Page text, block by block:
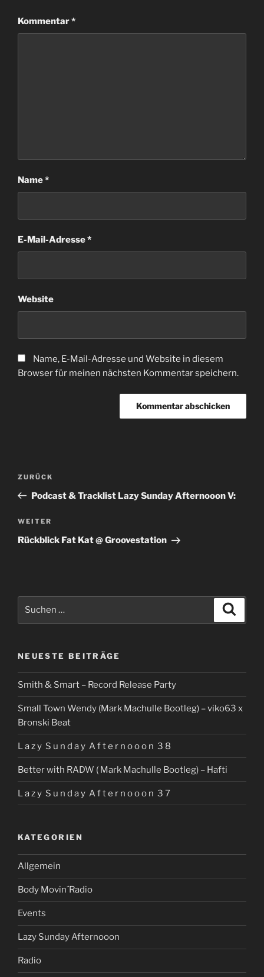
Kommentar*
Name*
E-Mail-Adresse*
Website
Name, E-Mail-Adresse und Website in diesem
Browser für meinen nächsten Kommentar speichern.
Beitragsnavigation
Vorheriger
Beitrag
ZURÜCK
Podcast & Tracklist Lazy Sunday Afternooon V:
Nächster
Beitrag
WEITER
Rückblick Fat Kat @ Groovestation
NEUESTE BEITRÄGE
Smith & Smart – Record Release Party
Small Town Wendy (Mark Machulle Bootleg) – viko63 x
Bronski Beat
L a z y S u n d a y A f t e r n o o o n 3 8
Better with RADW ( Mark Machulle Bootleg) – Hafti
L a z y S u n d a y A f t e r n o o o n 3 7
KATEGORIEN
Allgemein
Body Movin´Radio
Events
Lazy Sunday Afternooon
Radio